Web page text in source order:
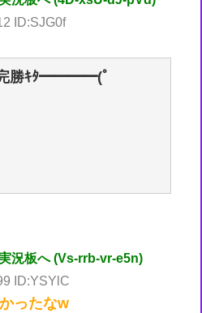
ID:SJG0f
完勝ｷﾀ━━━━(ﾟ
況板へ (Vs-rrb-vr-e5n)
ID:YSYlC
ったなw